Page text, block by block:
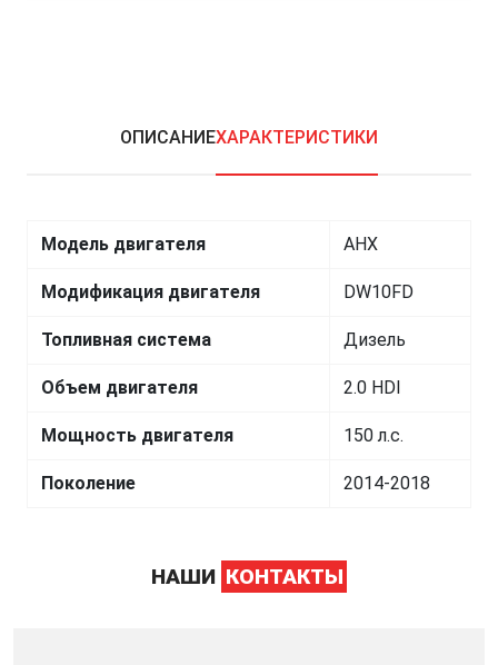
ОПИСАНИЕХАРАКТЕРИСТИКИ
Модель двигателя AHX
Модификация двигателя DW10FD
Топливная система Дизель
Объем двигателя 2.0 HDI
Мощность двигателя 150 л.с.
Поколение 2014-2018
НАШИ КОНТАКТЫ